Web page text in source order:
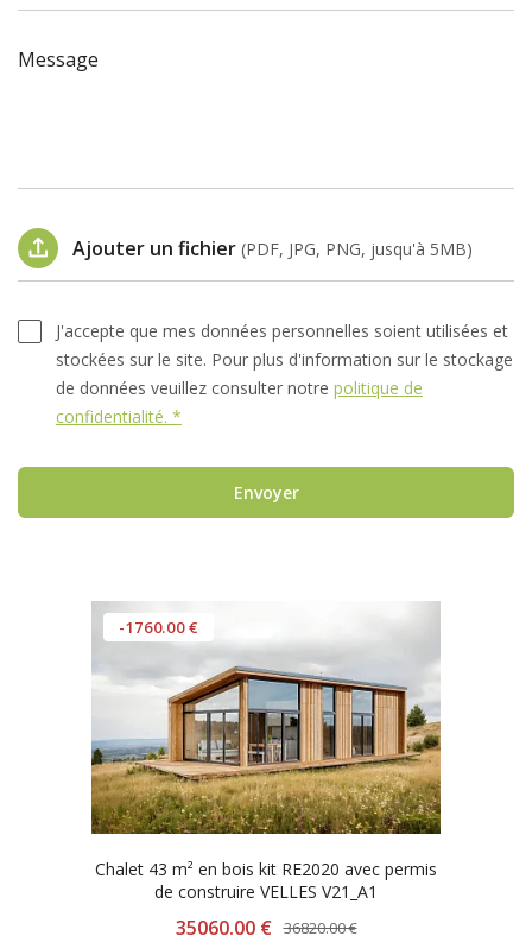
Message
Ajouter un fichier (PDF, JPG, PNG, jusqu'à 5MB)
J'accepte que mes données personnelles soient utilisées et
stockées sur le site. Pour plus d'information sur le stockage
de données veuillez consulter notre politique de
confidentialité. *
Envoyer
-1760.00 €
Chalet 43 m² en bois kit RE2020 avec permis
de construire VELLES V21_A1
35060.00 € 36820.00 €